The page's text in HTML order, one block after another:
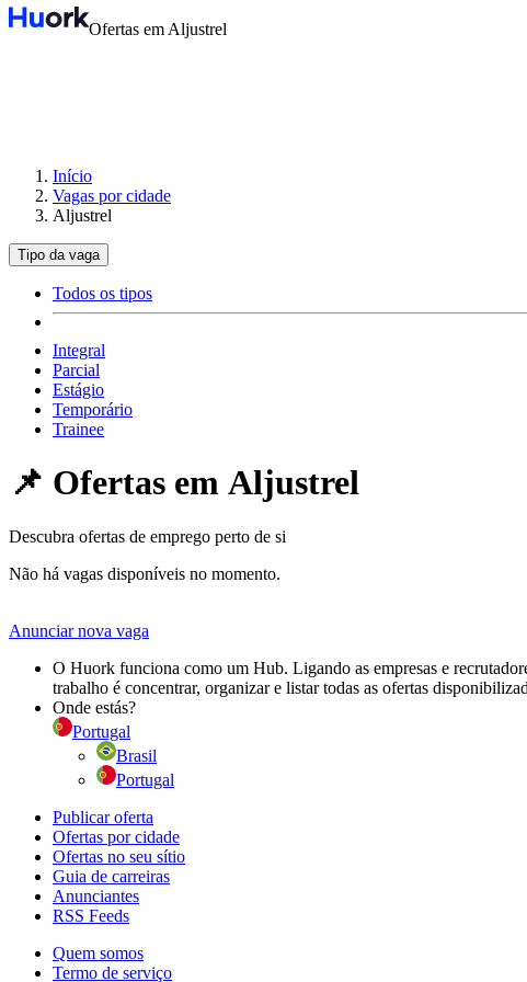
Ofertas em Aljustrel
Início
Vagas por cidade
Aljustrel
Tipo da vaga
Todos os tipos
Integral
Parcial
Estágio
Temporário
Trainee
📌 Ofertas em Aljustrel
Descubra ofertas de emprego perto de si
Não há vagas disponíveis no momento.
Anunciar nova vaga
O Huork funciona como um Hub. Ligando as empresas e
trabalho é concentrar, organizar e listar todas as ofertas
Onde estás?
Portugal
Brasil
Portugal
Publicar oferta
Ofertas por cidade
Ofertas no seu sítio
Guia de carreiras
Anunciantes
RSS Feeds
Quem somos
Termo de serviço